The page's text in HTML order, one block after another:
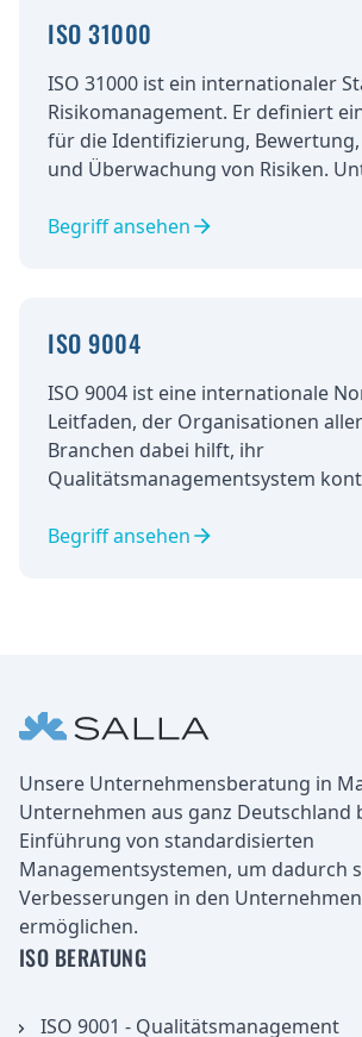
ISO 31000
ISO 31000 ist ein internationaler
Risikomanagement. Er definiert
für die Identifizierung,
und Überwachung von Risiken.
Fähigkeit zur Risikominimierung
Begriff ansehen
ISO 9004
ISO 9004 ist eine internationale
Leitfaden, der Organisationen
Branchen dabei hilft, ihr
Qualitätsmanagementsystem
zu erreichen. Im Gegensatz zur ISO
Begriff ansehen
Unternehmen
Unsere Unternehmensberatung in
Unternehmen aus ganz Deutschland
Einführung von standardisierten
Managementsystemen, um dadurch
Verbesserungen in den
ermöglichen.
ISO BERATUNG
ISO 9001 - Qualitätsmanagement